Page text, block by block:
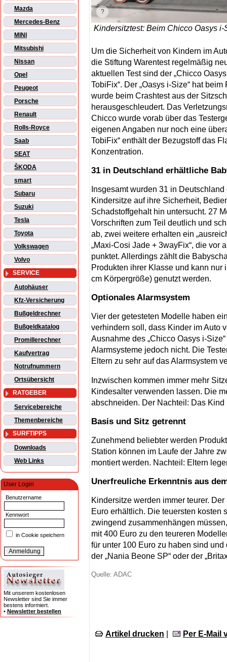
Mazda
Mercedes-Benz
MINI
Mitsubishi
Nissan
Opel
Peugeot
Porsche
Renault
Rolls-Royce
Saab
SEAT
ŠKODA
smart
Subaru
Suzuki
Tesla
Toyota
Volkswagen
Volvo
SERVICE
Autohäuser
Kfz-Versicherung
Bußgeldrechner
Bußgeldkatalog
Promillerechner
Kaufvertrag
Notrufnummern
Ortsübersicht
RATGEBER
Servicebereiche
Themenbereiche
SURFTIPPS
Downloads
Web Links
User Login
Benutzername
Kennwort
in Cookie speichern
Mit unserem kostenlosen
Newsletter sind Sie immer
bestens informiert.
• Newsletter bestellen
Kindersitztest: Beim Chicco Oasys
Um die Sicherheit von Kindern im
die Stiftung Warentest regelmäßig
aktuellen Test sind der „Chicco
TobiFix“. Der „Oasys i-Size“ hat
wurde beim Crashtest aus der
herausgeschleudert. Das
Chicco wurde vorab über das
eigenen Angaben nur noch eine
TobiFix“ enthält der Bezugstoff das
Konzentration.
31 in Deutschland erhältliche
Insgesamt wurden 31 in
Kindersitze auf ihre Sicherheit,
Schadstoffgehalt hin untersucht. 27
Vorschriften zum Teil deutlich und
ab, zwei weitere erhalten ein
„Maxi-Cosi Jade + 3wayFix“, die vor
punktet. Allerdings zählt die
Produkten ihrer Klasse und kann
cm Körpergröße) genutzt werden.
Optionales Alarmsystem
Vier der getesteten Modelle haben
verhindern soll, dass Kinder im Auto
Ausnahme des „Chicco Oasys i-
Alarmsysteme jedoch nicht. Die
Eltern zu sehr auf das Alarmsystem
Inzwischen kommen immer mehr
Kindesalter verwenden lassen. Die
abschneiden. Der Nachteil: Das
Basis und Sitz getrennt
Zunehmend beliebter werden
Station können im Laufe der Jahre
montiert werden. Nachteil: Eltern
Unerfreuliche Erkenntnis aus
Kindersitze werden immer teurer.
Euro erhältlich. Die teuersten kosten
zwingend zusammenhängen
mit 400 Euro zu den teureren
für unter 100 Euro zu haben sind
der „Nania Beone SP“ oder der
Quelle: ADAC
Artikel drucken Per E-Mail